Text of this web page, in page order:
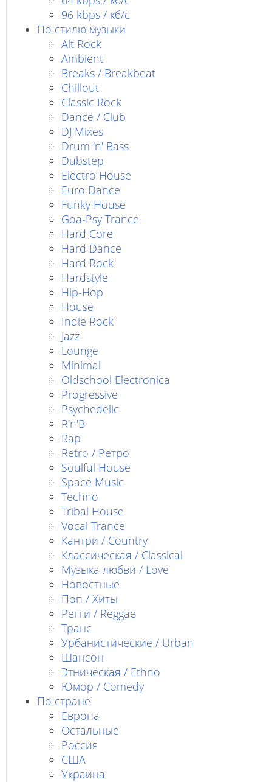
96 kbps / кб/c
По стилю музыки
Alt Rock
Ambient
Breaks / Breakbeat
Chillout
Classic Rock
Dance / Club
DJ Mixes
Drum 'n' Bass
Dubstep
Electro House
Euro Dance
Funky House
Goa-Psy Trance
Hard Core
Hard Dance
Hard Rock
Hardstyle
Hip-Hop
House
Indie Rock
Jazz
Lounge
Minimal
Oldschool Electronica
Progressive
Psychedelic
R'n'B
Rap
Retro / Ретро
Soulful House
Space Music
Techno
Tribal House
Vocal Trance
Кантри / Country
Классическая / Classical
Музыка любви / Love
Новостные
Поп / Хиты
Регги / Reggae
Транс
Урбанистические / Urban
Шансон
Этническая / Ethno
Юмор / Comedy
По стране
Европа
Остальные
Россия
США
Украина